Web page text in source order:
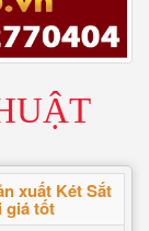
xuất Két Sắt
giá tốt